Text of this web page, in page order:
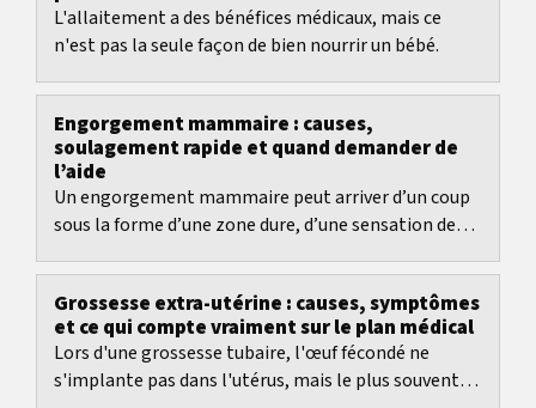
L'allaitement a des bénéfices médicaux, mais ce
n'est pas la seule façon de bien nourrir un bébé.
Engorgement mammaire : causes,
soulagement rapide et quand demander de
l’aide
Un engorgement mammaire peut arriver d’un coup
sous la forme d’une zone dure, d’une sensation de
Grossesse extra-utérine : causes, symptômes
et ce qui compte vraiment sur le plan médical
Lors d'une grossesse tubaire, l'œuf fécondé ne
s'implante pas dans l'utérus, mais le plus souvent